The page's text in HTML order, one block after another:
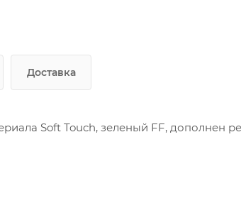
Доставка
Soft Touch, зеленый FF, дополнен